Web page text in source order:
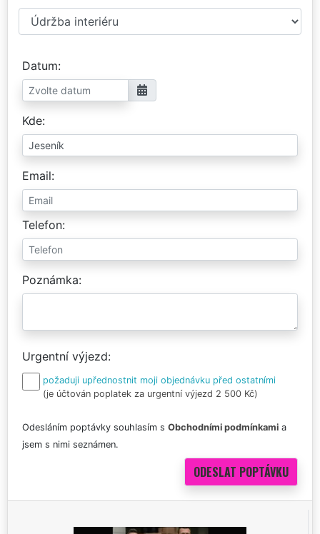
Datum
Kde
Email
Telefon
Poznámka
Urgentní výjezd
požaduji upřednostnit moji objednávku před ostatními
(je účtován poplatek za urgentní výjezd 2 500 Kč)
Odesláním poptávky souhlasím s Obchodními podmínkami a
jsem s nimi seznámen.